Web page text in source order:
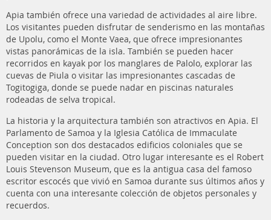
Apia también ofrece una variedad de actividades al aire libre.
Los visitantes pueden disfrutar de senderismo en las montañas
de Upolu, como el Monte Vaea, que ofrece impresionantes
vistas panorámicas de la isla. También se pueden hacer
recorridos en kayak por los manglares de Palolo, explorar las
cuevas de Piula o visitar las impresionantes cascadas de
Togitogiga, donde se puede nadar en piscinas naturales
rodeadas de selva tropical.
La historia y la arquitectura también son atractivos en Apia. El
Parlamento de Samoa y la Iglesia Católica de Immaculate
Conception son dos destacados edificios coloniales que se
pueden visitar en la ciudad. Otro lugar interesante es el Robert
Louis Stevenson Museum, que es la antigua casa del famoso
escritor escocés que vivió en Samoa durante sus últimos años y
cuenta con una interesante colección de objetos personales y
recuerdos.